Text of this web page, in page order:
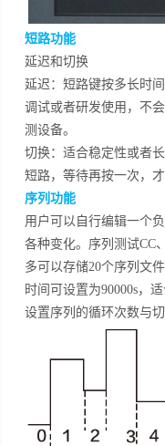
短路功能
延迟和切换
延迟：短路键按多长时
调试或者研发使用，不
测设备。
切换：适合稳定性或者
短路，等待再按一次，才
序列功能
用户可以自行编辑一个
各种变化。序列测试CC
多可以存储20个序列文
时间可设置为90000s，
设置序列的循环次数与切